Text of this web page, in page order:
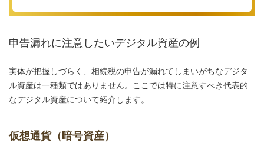
申告漏れに注意したいデジタル資産の例
実体が把握しづらく、相続税の申告が漏れてしまいがちなデジタ
ル資産は一種類ではありません。ここでは特に注意すべき代表的
なデジタル資産について紹介します。
仮想通貨（暗号資産）